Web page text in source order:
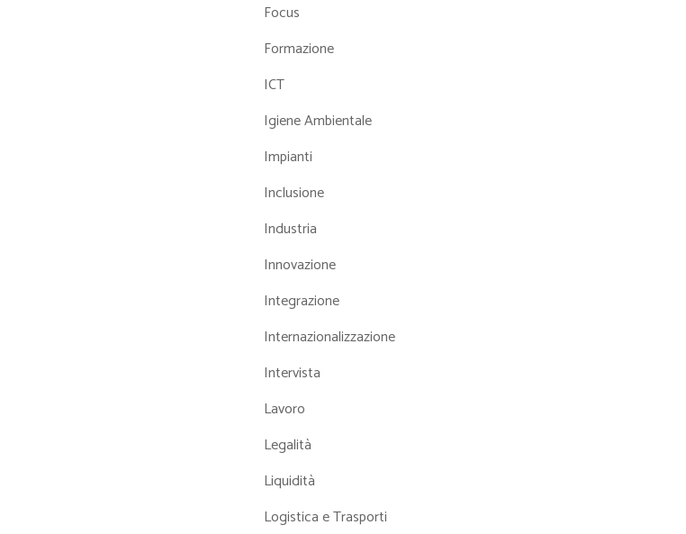
Focus
Formazione
ICT
Igiene Ambientale
Impianti
Inclusione
Industria
Innovazione
Integrazione
Internazionalizzazione
Intervista
Lavoro
Legalità
Liquidità
Logistica e Trasporti